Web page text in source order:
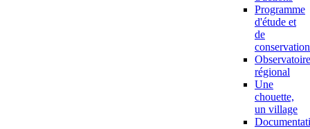
Programme
d'étude et
de
conservation
Observatoire
régional
Une
chouette,
un village